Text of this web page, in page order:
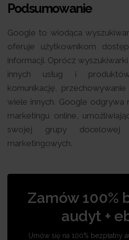
Podsumowanie
Google to wiodąca
oferuje użytkownikom
informacji. Oprócz
innych usług i
komunikację,
wiele innych. Google odgrywa
marketingu online,
swojej grupy
marketingowych.
Zamów 100%
audyt +
Umów się na 100% bezpłatny